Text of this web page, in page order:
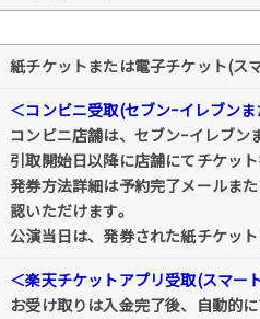
紙チケットまたは電子チケット(ス
＜コンビニ受取(セブンｰイレブン
コンビニ店舗は、セブンｰイレブン
引取開始日以降に店舗にてチケッ
発券方法詳細は予約完了メールま
認いただけます。
公演当日は、発券された紙チケット
＜楽天チケットアプリ受取(スマー
お受け取りは入金完了後、自動的